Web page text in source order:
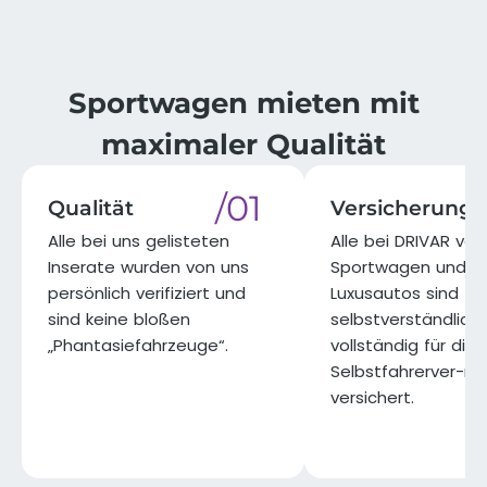
⁨⁨Sportwagen mieten mit
maximaler Qualität​
Qualität /01
Alle bei uns gelisteten
Inserate wurden von uns
persönlich verifiziert und
sind keine bloßen
„Phantasiefahrzeuge“.​
Versicherung
Alle bei DRIVAR
Sportwagen und
Luxusautos sind
selbstverständlich
vollständig für die
Selbstfahrerver-
versichert.​